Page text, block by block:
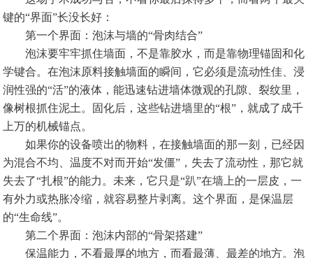
键的“界面”长没长好：
第一个界面：泡沫与墙的“骨肉结合”
泡沫要牢牢抓住墙面，不是靠胶水，而是靠物理锚固和化
学键合。在泡沫原料接触墙面的瞬间，它必须是流动性佳、浸
润性强的“活”的液体，能迅速钻进墙体微观的孔隙、裂纹里，
像树根抓住泥土。固化后，这些钻进墙里的“根”，就成了成千
上万的机械锚点。
如果你的设备喷出的物料，在接触墙面的那一刻，已经因
为混合不均、温度不对而开始“发僵”，失去了流动性，那它就
失去了“扎根”的能力。未来，它只是“趴”在墙上的一层皮，一
有外力或热胀冷缩，就容易整片剥离。这个界面，是保温层
的“生命线”。
第二个界面：泡沫内部的“骨架搭建”
保温能力，不看最厚的地方，而看最薄、最差的地方。泡